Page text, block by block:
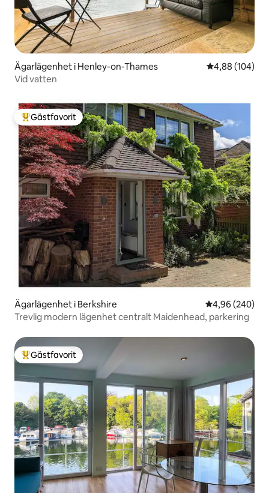
Ägarlägenhet i Henley-on-Thames 4,88 av 5 i
4,88 (104)
Vid vatten
Populär gästfavorit
Gästfavorit
Ägarlägenhet i Berkshire 4,96 av 5 i
4,96 (240)
Trevlig modern lägenhet centralt Maidenhead, parkering
Populär gästfavorit
Gästfavorit